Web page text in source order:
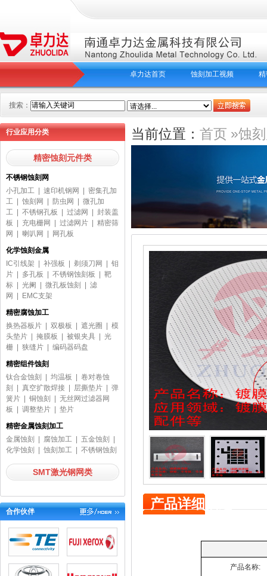
卓力达首页 蚀刻加工视频
搜索：
行业应用分类
精密蚀刻元件类
不锈钢蚀刻网
小孔加工
速印机钢网
密集孔加
工
蚀刻网 防虫网
微孔加
工
不锈钢孔板 过滤网
封装盖
板
充电栅网 过滤网片
精密筛
网
喇叭网
网孔板
化学蚀刻金属
IC引线架
补强板 剃须刀网
钼
片
多孔板 不锈钢蚀刻板
靶
标
光阑 微孔板蚀刻
滤
网
EMC支架
精密腐蚀加工
换热器板片
双极板 遮光圈
模
头垫片
掩膜板 被银夹具
光
栅
狭缝片
编码器码盘
精密组件蚀刻
钛合金蚀刻
均温板
卷对卷蚀
刻
真空扩散焊接 层撕垫片
弹
簧片
铜蚀刻
无丝网过滤器网
板
调整垫片
垫片
精密金属蚀刻加工
金属蚀刻
腐蚀加工 五金蚀刻
化学蚀刻
蚀刻加工 不锈钢蚀刻
SMT激光钢网类
合作伙伴
当前位置： 首页 »蚀
产品详细描述
产品名称: